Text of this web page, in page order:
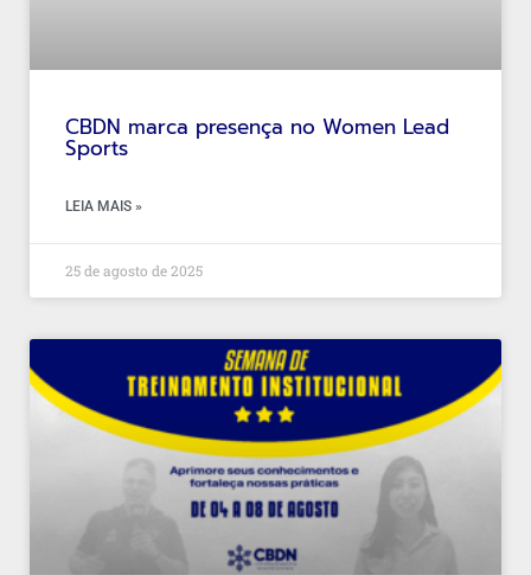
CBDN marca presença no Women Lead
Sports
LEIA MAIS »
25 de agosto de 2025